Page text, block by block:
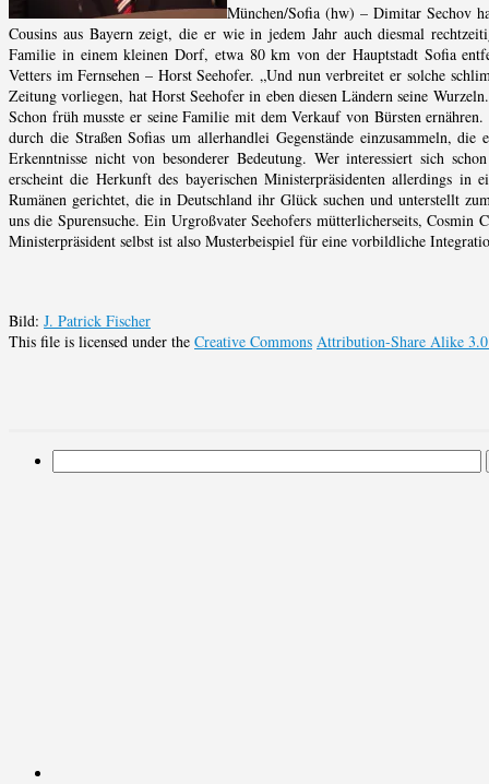
München/Sofia (hw) – Dimitar Sechov
Cousins aus Bayern zeigt, die er wie in jedem Jahr auch diesmal
Familie in einem kleinen Dorf, etwa 80 km von der Hauptstadt Sofia
Vetters im Fernsehen – Horst Seehofer. „Und nun verbreitet er solche
Zeitung vorliegen, hat Horst Seehofer in eben diesen Ländern seine
Schon früh musste er seine Familie mit dem Verkauf von Bürsten
durch die Straßen Sofias um allerhandlei Gegenstände einzusammeln,
Erkenntnisse nicht von besonderer Bedeutung. Wer interessiert sich
erscheint die Herkunft des bayerischen Ministerpräsidenten allerdings
Rumänen gerichtet, die in Deutschland ihr Glück suchen und unterstellt
uns die Spurensuche. Ein Urgroßvater Seehofers mütterlicherseits, Cosmin
Ministerpräsident selbst ist also Musterbeispiel für eine vorbildliche
Bild: J. Patrick Fischer
This file is licensed under the Creative Commons Attribution-Share Alike